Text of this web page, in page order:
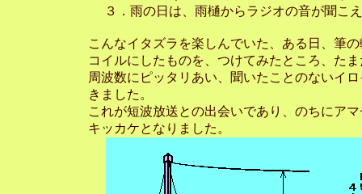
３．雨の日は、雨樋からラジオの音が聞こ
こんなイタズラを楽しんでいた、ある日、筆
コイルにしたものを、つけてみたところ、た
周波数にピッタリあい、聞いたことのないイ
    きました。
これが短波放送との出会いであり、のちにア